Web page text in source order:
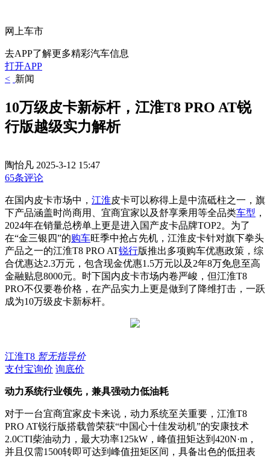
网上车市
去APP了解更多精彩汽车信息
打开APP
< 新闻
10万级皮卡新标杆，江淮T8 PRO AT锐
行版越级实力解析
陶怡凡 2025-3-12 15:47
65条评论
在国内皮卡市场中， 江淮皮卡可以称得上是中流砥柱之一，旗
下产品涵盖时尚商用、宜商宜家以及舒享乘用等全品类车型 ，
2024年在销量总榜单上更是进入国产皮卡品牌TOP2。为了
在“金三银四”的购车旺季中抢占先机，江淮皮卡针对旗下拳头
产品之一的江淮T8 PRO AT锐行版推出多项购车优惠政策，综
合优惠达2.3万元，包含现金优惠1.5万元以及2年8万免息至高
金融贴息8000元。时下国内皮卡市场内卷严峻，但江淮T8
PRO不仅要卷价格，在产品实力上更是做到了降维打击，一跃
成为10万级皮卡新标杆。
江淮T8 暂无指导价
支付宝询价 询底价
动力系统行业领先，兼具强动力低油耗
对于一台宜商宜家皮卡来说，动力系统至关重要，江淮T8
PRO AT锐行版搭载曾荣获“中国心十佳发动机”的安康技术
2.0CTI柴油动力，最大功率125kW，峰值扭矩达到420N·m，
并且仅需1500转即可达到峰值扭矩区间，具备出色的低扭表